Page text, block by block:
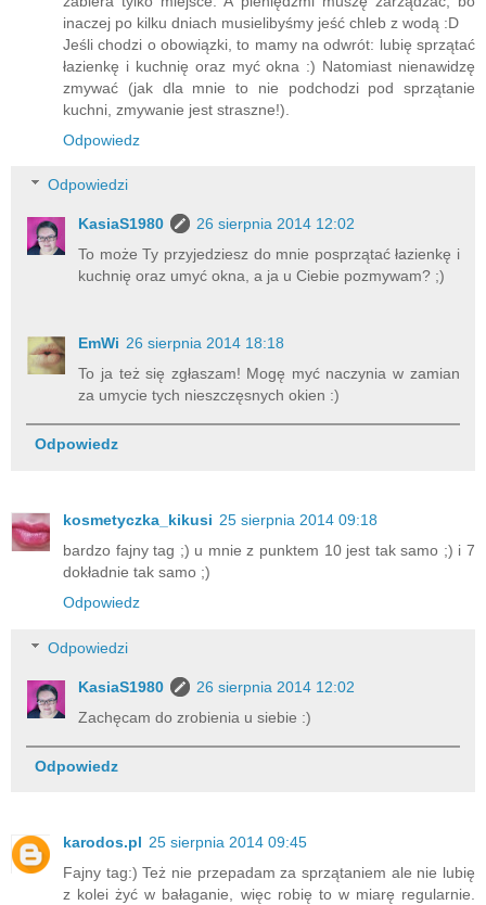
inaczej po kilku dniach musielibyśmy jeść chleb z wodą :D
Jeśli chodzi o obowiązki, to mamy na odwrót: lubię sprzątać
łazienkę i kuchnię oraz myć okna :) Natomiast nienawidzę
zmywać (jak dla mnie to nie podchodzi pod sprzątanie
kuchni, zmywanie jest straszne!).
Odpowiedz
Odpowiedzi
KasiaS1980
26 sierpnia 2014 12:02
To może Ty przyjedziesz do mnie posprzątać łazienkę i
kuchnię oraz umyć okna, a ja u Ciebie pozmywam? ;)
EmWi 26 sierpnia 2014 18:18
To ja też się zgłaszam! Mogę myć naczynia w zamian
za umycie tych nieszczęsnych okien :)
Odpowiedz
kosmetyczka_kikusi 25 sierpnia 2014 09:18
bardzo fajny tag ;) u mnie z punktem 10 jest tak samo ;) i 7
dokładnie tak samo ;)
Odpowiedz
Odpowiedzi
KasiaS1980
26 sierpnia 2014 12:02
Zachęcam do zrobienia u siebie :)
Odpowiedz
karodos.pl 25 sierpnia 2014 09:45
Fajny tag:) Też nie przepadam za sprzątaniem ale nie lubię
z kolei żyć w bałaganie, więc robię to w miarę regularnie.